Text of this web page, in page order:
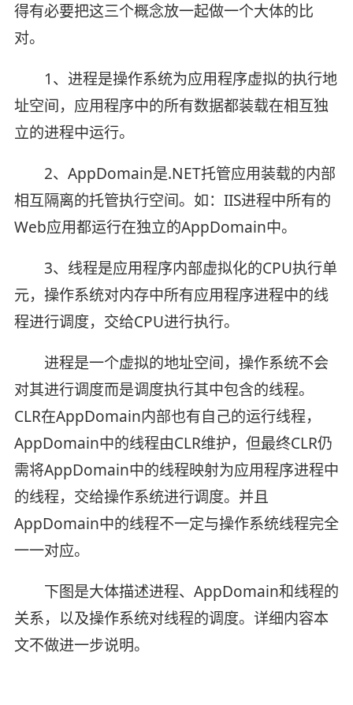
得有必要把这三个概念放一起做一个大体的比
对。
1、进程是操作系统为应用程序虚拟的执行地
址空间，应用程序中的所有数据都装载在相互独
立的进程中运行。
2、AppDomain是.NET托管应用装载的内部
相互隔离的托管执行空间。如：IIS进程中所有的
Web应用都运行在独立的AppDomain中。
3、线程是应用程序内部虚拟化的CPU执行单
元，操作系统对内存中所有应用程序进程中的线
程进行调度，交给CPU进行执行。
进程是一个虚拟的地址空间，操作系统不会
对其进行调度而是调度执行其中包含的线程。
CLR在AppDomain内部也有自己的运行线程，
AppDomain中的线程由CLR维护，但最终CLR仍
需将AppDomain中的线程映射为应用程序进程中
的线程，交给操作系统进行调度。并且
AppDomain中的线程不一定与操作系统线程完全
一一对应。
下图是大体描述进程、AppDomain和线程的
关系，以及操作系统对线程的调度。详细内容本
文不做进一步说明。